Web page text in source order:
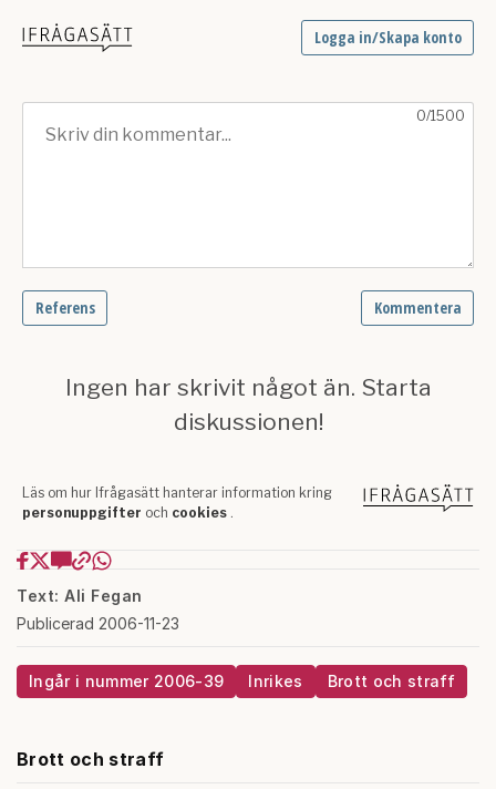
Text: Ali Fegan
Publicerad 2006-11-23
Ingår i nummer 2006-39 Inrikes Brott och straff
Brott och straff